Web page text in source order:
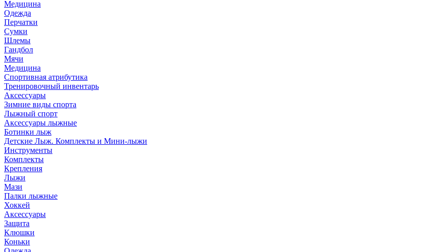
Медицина
Одежда
Перчатки
Сумки
Шлемы
Гандбол
Мячи
Медицина
Спортивная атрибутика
Тренировочный инвентарь
Аксессуары
Зимние виды спорта
Лыжный спорт
Аксессуары лыжные
Ботинки лыж
Детские Лыж. Комплекты и Мини-лыжи
Инструменты
Комплекты
Крепления
Лыжи
Мази
Палки лыжные
Хоккей
Аксессуары
Защита
Клюшки
Коньки